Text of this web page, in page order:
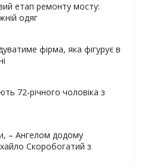
етап ремонту мосту:
одяг
фірма, яка фігурує в
72-річного чоловіка з
– Ангелом додому
Скоробогатий з